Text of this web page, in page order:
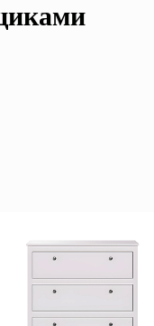
Вешалки
Двуспальные кровати